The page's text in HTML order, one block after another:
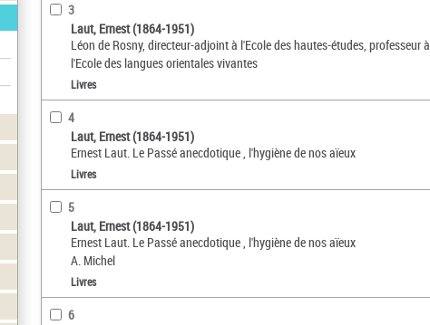
3
Laut, Ernest (1864-1951)
Léon de Rosny, directeur-adjoint à l'Ecole des hautes-études, professeur à
l'Ecole des langues orientales vivantes
Livres
4
Laut, Ernest (1864-1951)
Ernest Laut. Le Passé anecdotique , l'hygiène de nos aïeux
Livres
5
Laut, Ernest (1864-1951)
Ernest Laut. Le Passé anecdotique , l'hygiène de nos aïeux
A. Michel
Livres
6